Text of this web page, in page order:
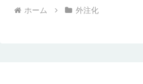
ホーム 外注化